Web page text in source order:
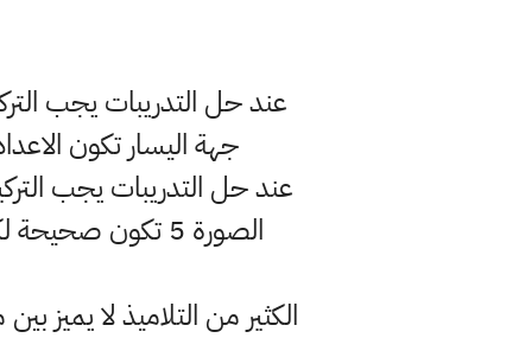
عند حل التدريبات يجب
جهة اليسار تكون
الكثير من التلاميذ لا يميز